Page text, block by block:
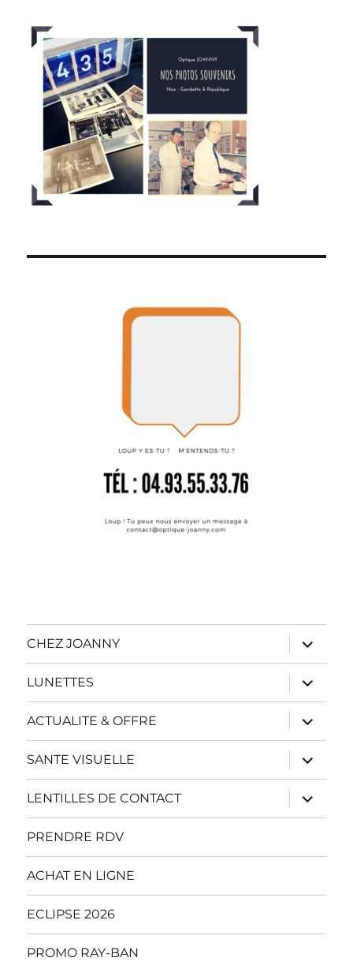
CHEZ JOANNY
ouvrir
le
sous-
menu
LUNETTES
ouvrir
le
sous-
menu
ACTUALITE & OFFRE
ouvrir
le
sous-
menu
SANTE VISUELLE
ouvrir
le
sous-
menu
LENTILLES DE CONTACT
ouvrir
le
sous-
PRENDRE RDV
ACHAT EN LIGNE
ECLIPSE 2026
PROMO RAY-BAN